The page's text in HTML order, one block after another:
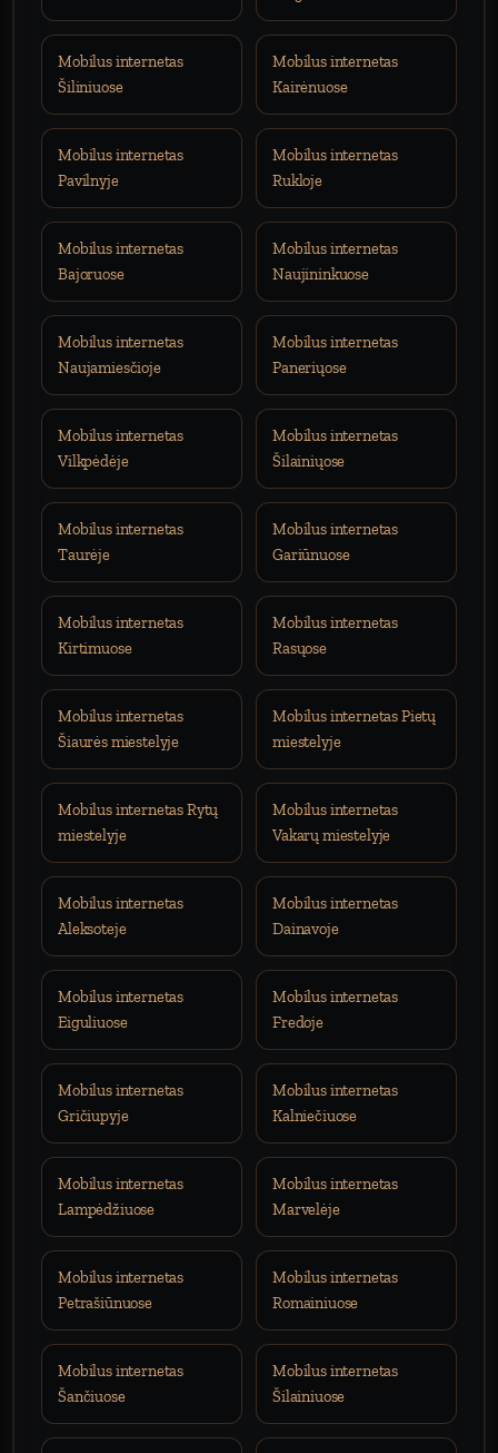
Mobilus internetas
Šiliniuose
Mobilus internetas
Kairėnuose
Mobilus internetas
Pavilnyje
Mobilus internetas
Rukloje
Mobilus internetas
Bajoruose
Mobilus internetas
Naujininkuose
Mobilus internetas
Naujamiesčioje
Mobilus internetas
Paneriųose
Mobilus internetas
Vilkpėdėje
Mobilus internetas
Šilainiųose
Mobilus internetas
Taurėje
Mobilus internetas
Gariūnuose
Mobilus internetas
Kirtimuose
Mobilus internetas
Rasųose
Mobilus internetas
Šiaurės miestelyje
Mobilus internetas Pietų
miestelyje
Mobilus internetas Rytų
miestelyje
Mobilus internetas
Vakarų miestelyje
Mobilus internetas
Aleksoteje
Mobilus internetas
Dainavoje
Mobilus internetas
Eiguliuose
Mobilus internetas
Fredoje
Mobilus internetas
Gričiupyje
Mobilus internetas
Kalniečiuose
Mobilus internetas
Lampėdžiuose
Mobilus internetas
Marvelėje
Mobilus internetas
Petrašiūnuose
Mobilus internetas
Romainiuose
Mobilus internetas
Šančiuose
Mobilus internetas
Šilainiuose